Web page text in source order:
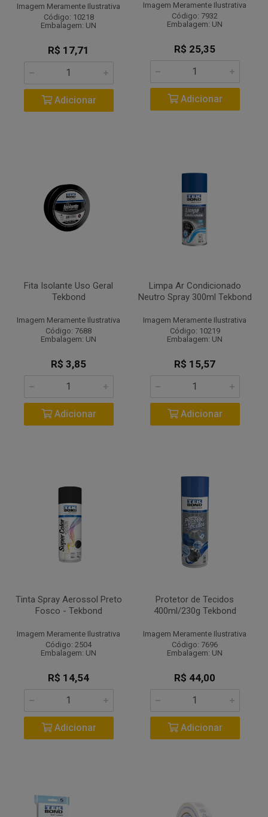
Imagem Meramente Ilustrativa
Código: 10218
Embalagem: UN
R$ 17,71
Adicionar
Imagem Meramente Ilustrativa
Código: 7932
Embalagem: UN
R$ 25,35
Adicionar
Fita Isolante Uso Geral
Tekbond
Imagem Meramente Ilustrativa
Código: 7688
Embalagem: UN
R$ 3,85
Adicionar
Limpa Ar Condicionado
Neutro Spray 300ml Tekbond
Imagem Meramente Ilustrativa
Código: 10219
Embalagem: UN
R$ 15,57
Adicionar
Tinta Spray Aerossol Preto
Fosco - Tekbond
Imagem Meramente Ilustrativa
Código: 2504
Embalagem: UN
R$ 14,54
Adicionar
Protetor de Tecidos
400ml/230g Tekbond
Imagem Meramente Ilustrativa
Código: 7696
Embalagem: UN
R$ 44,00
Adicionar